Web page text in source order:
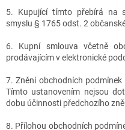
5. Kupující tímto přebírá na
smyslu § 1765 odst. 2
6. Kupní smlouva včetně
prodávajícím v elektronické
7. Znění obchodních
Tímto ustanovením nejsou
dobu účinnosti předchozího
8. Přílohou obchodních